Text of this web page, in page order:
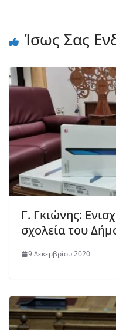
Ίσως Σας
Γ. Γκιώνης:
σχολεία του
9 Δεκεμβρίου 2020